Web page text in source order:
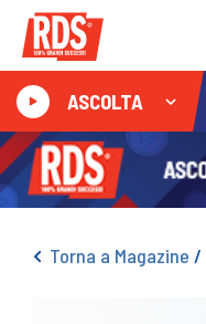
ASCOLTA
Torna a Magazine /